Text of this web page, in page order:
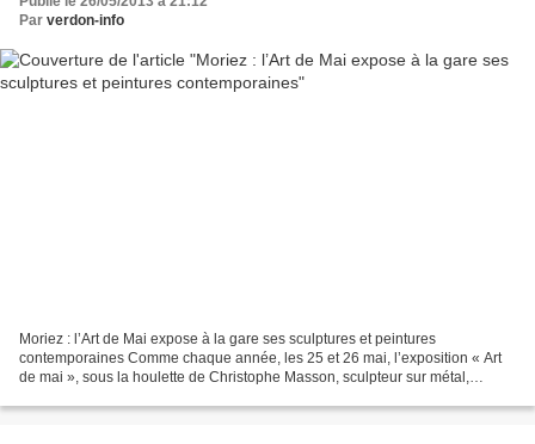
Par verdon-info
Moriez : l’Art de Mai expose à la gare ses sculptures et peintures
contemporaines Comme chaque année, les 25 et 26 mai, l’exposition « Art
de mai », sous la houlette de Christophe Masson, sculpteur sur métal,